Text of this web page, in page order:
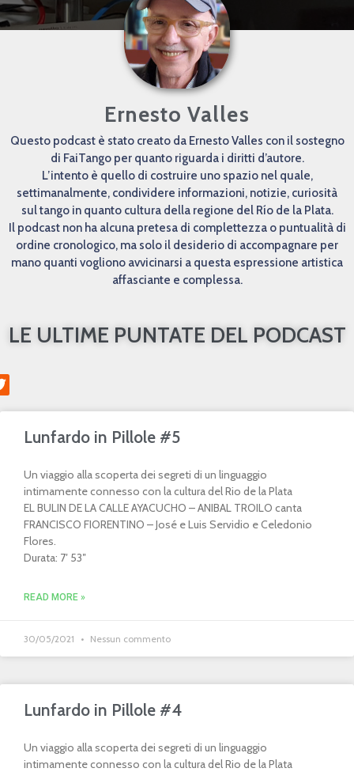
Ernesto Valles
Questo podcast è stato creato da Ernesto Valles con il sostegno
di FaiTango per quanto riguarda i diritti d’autore.
L’intento è quello di costruire uno spazio nel quale,
settimanalmente, condividere informazioni, notizie, curiosità
sul tango in quanto cultura della regione del Río de la Plata.
Il podcast non ha alcuna pretesa di complettezza o puntualità di
ordine cronologico, ma solo il desiderio di accompagnare per
mano quanti vogliono avvicinarsi a questa espressione artistica
affasciante e complessa.
LE ULTIME PUNTATE DEL PODCAST
Lunfardo in Pillole #5
Un viaggio alla scoperta dei segreti di un linguaggio
intimamente connesso con la cultura del Rio de la Plata
EL BULIN DE LA CALLE AYACUCHO – ANIBAL TROILO canta
FRANCISCO FIORENTINO – José e Luis Servidio e Celedonio
Flores.
Durata: 7′ 53″
READ MORE »
30/05/2021 Nessun commento
Lunfardo in Pillole #4
Un viaggio alla scoperta dei segreti di un linguaggio
intimamente connesso con la cultura del Rio de la Plata